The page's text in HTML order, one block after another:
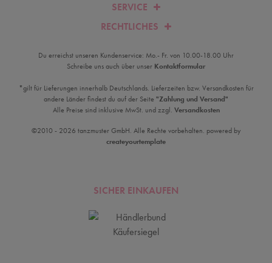
SERVICE
RECHTLICHES
Du erreichst unseren Kundenservice: Mo.- Fr. von 10.00-18.00 Uhr
Schreibe uns auch über unser Kontaktformular
*gilt für Lieferungen innerhalb Deutschlands. Lieferzeiten bzw. Versandkosten für
andere Länder findest du auf der Seite "Zahlung und Versand"
Alle Preise sind inklusive MwSt. und zzgl. Versandkosten
©2010 - 2026 tanzmuster GmbH. Alle Rechte vorbehalten. powered by
createyourtemplate
SICHER EINKAUFEN